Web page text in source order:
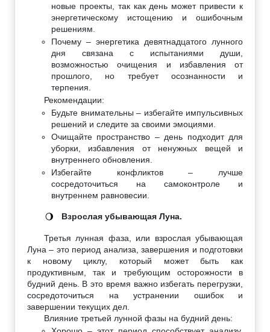
новые проекты, так как день может привести к
энергетическому истощению и ошибочным
решениям.
Почему – энергетика девятнадцатого лунного
дня связана с испытаниями души,
возможностью очищения и избавления от
прошлого, но требует осознанности и
терпения.
Рекомендации:
Будьте внимательны – избегайте импульсивных
решений и следите за своими эмоциями.
Очищайте пространство – день подходит для
уборки, избавления от ненужных вещей и
внутреннего обновления.
Избегайте конфликтов – лучше
сосредоточиться на самоконтроле и
внутреннем равновесии.
🌖 Взрослая убывающая Луна.
Третья лунная фаза, или взрослая убывающая
Луна – это период анализа, завершения и подготовки
к новому циклу, который может быть как
продуктивным, так и требующим осторожности в
будний день. В это время важно избегать перегрузки,
сосредоточиться на устранении ошибок и
завершении текущих дел.
Влияние третьей лунной фазы на будний день: